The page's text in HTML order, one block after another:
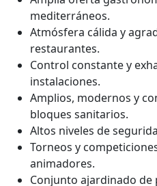
mediterráneos.
Atmósfera cálida y
restaurantes.
Control constante y
instalaciones.
Amplios, modernos y
bloques sanitarios.
Altos niveles de
Torneos y
animadores.
Conjunto ajardinado de